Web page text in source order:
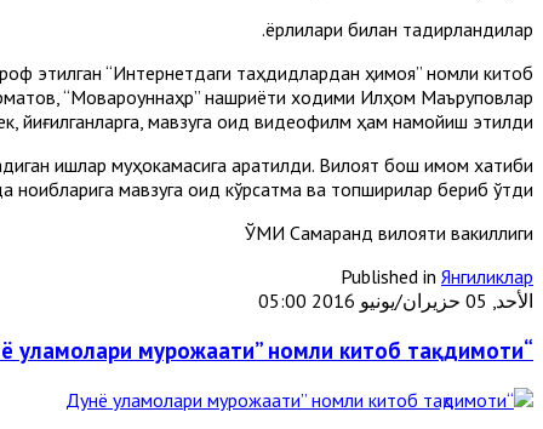
ёрлиқлари билан тақдирландилар.
этилган “Интернетдаги таҳдидлардан ҳимоя” номли китоб
“Мовароуннаҳр” нашриёти ходими Илҳом Маъруповлар
йиғилганларга, мавзуга оид видеофилм ҳам намойиш этилди.
ишлар муҳокамасига қаратилди. Вилоят бош имом хатиби
мавзуга оид кўрсатма ва топшириқлар бериб ўтди.
ЎМИ Самарқанд вилояти вакиллиги
Published in Янгиликлар
الأحد, 05 حزيران/يونيو 2016 05:00
“Дунё уламолари мурожаати” номли китоб тақдимоти